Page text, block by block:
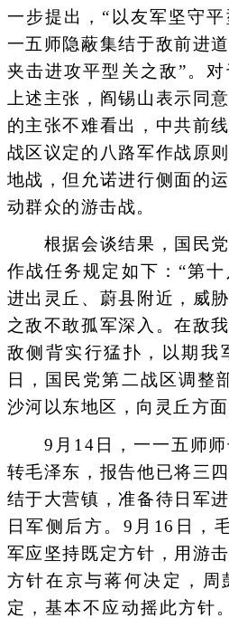
一步提出，“以友军坚守
一五师隐蔽集结于敌前进
夹击进攻平型关之敌”。
上述主张，阎锡山表示同
的主张不难看出，中共前
战区议定的八路军作战原
地战，但允诺进行侧面的
动群众的游击战。
根据会谈结果，国民党
作战任务规定如下：“第
进出灵丘、蔚县附近，威
之敌不敢孤军深入。在敌
敌侧背实行猛扑，以期我
日，国民党第二战区调整
沙河以东地区，向灵丘方面
9月14日，一一五师师
转毛泽东，报告他已将三
结于大营镇，准备待日军
日军侧后方。9月16日，
军应坚持既定方针，用游
方针在京与蒋何决定，周
定，基本不应动摇此方针